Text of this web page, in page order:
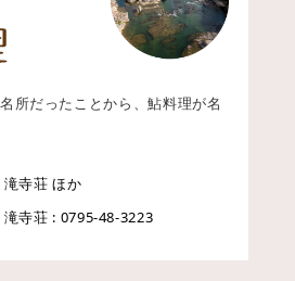
所だったことから、鮎料理が名
滝寺荘 ほか
滝寺荘 : 0795-48-3223